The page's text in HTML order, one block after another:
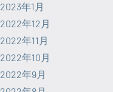
2023年1月
2022年12月
2022年11月
2022年10月
2022年9月